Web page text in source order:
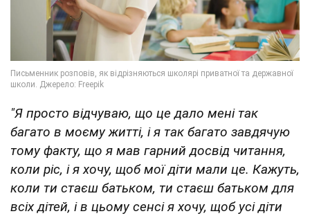
"Я просто відчуваю, що це дало мені так
багато в моєму житті, і я так багато завдячую
тому факту, що я мав гарний досвід читання,
коли ріс, і я хочу, щоб мої діти мали це. Кажуть,
коли ти стаєш батьком, ти стаєш батьком для
всіх дітей, і в цьому сенсі я хочу, щоб усі діти